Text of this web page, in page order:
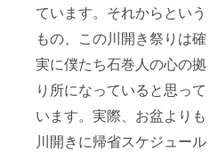
ています。それからという
もの、この川開き祭りは確
実に僕たち石巻人の心の拠
り所になっていると思って
います。実際、お盆よりも
川開きに帰省スケジュール